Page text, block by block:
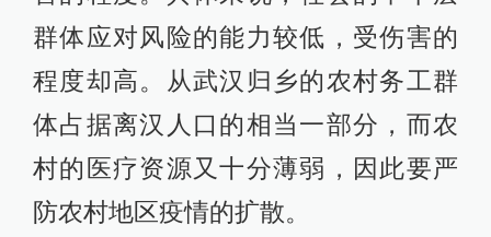
群体应对风险的能力较低，受伤害的
程度却高。从武汉归乡的农村务工群
体占据离汉人口的相当一部分，而农
村的医疗资源又十分薄弱，因此要严
防农村地区疫情的扩散。